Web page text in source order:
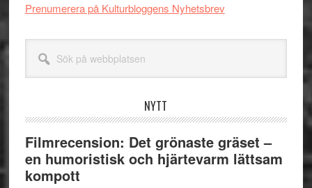
Prenumerera på Kulturbloggens Nyhetsbrev
webbplatsen
NYTT
Filmrecension: Det grönaste gräset –
en humoristisk och hjärtevarm lättsam
kompott